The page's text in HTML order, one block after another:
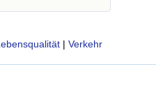
| Verkehr